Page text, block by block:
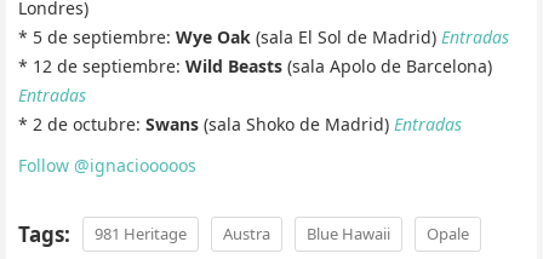
Londres)
* 5 de septiembre: Wye Oak (sala El Sol de Madrid) Entradas
* 12 de septiembre: Wild Beasts (sala Apolo de Barcelona)
Entradas
* 2 de octubre: Swans (sala Shoko de Madrid) Entradas
Follow @ignaciooooos
Tags: 981 Heritage Austra Blue Hawaii Opale